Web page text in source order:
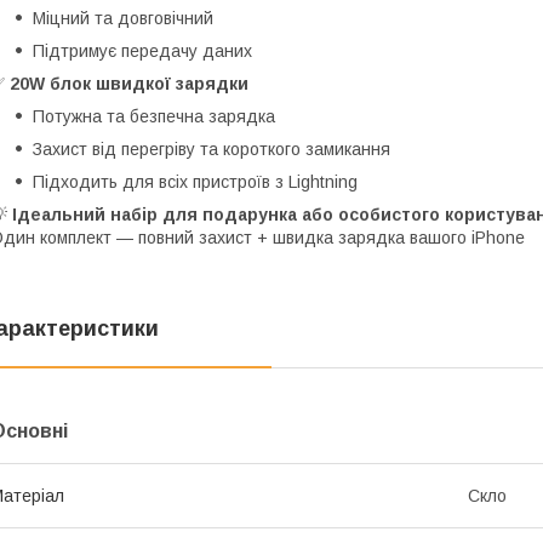
Міцний та довговічний
Підтримує передачу даних
20W блок швидкої зарядки
Потужна та безпечна зарядка
Захист від перегріву та короткого замикання
Підходить для всіх пристроїв з Lightning
Ідеальний набір для подарунка або особистого
комплект — повний захист + швидка зарядка вашого iPhone
Скло